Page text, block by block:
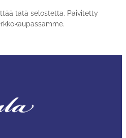
tätä selostetta. Päivitetty